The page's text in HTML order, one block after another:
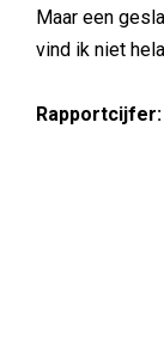
Maar een
vind ik niet
Rapportcijfer: